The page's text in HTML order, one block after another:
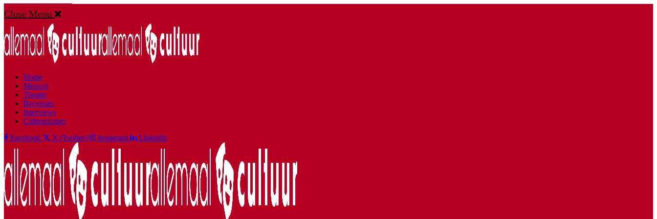
Close Menu
Home
Musical
Theater
Recensies
Interviews
Cultuurzomer
Facebook
X (Twitter) Instagram LinkedIn